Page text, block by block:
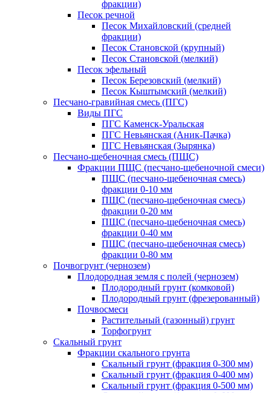
фракции)
Песок речной
Песок Михайловский (средней
фракции)
Песок Становской (крупный)
Песок Становской (мелкий)
Песок эфельный
Песок Березовский (мелкий)
Песок Кыштымский (мелкий)
Песчано-гравийная смесь (ПГС)
Виды ПГС
ПГС Каменск-Уральская
ПГС Невьянская (Аник-Пачка)
ПГС Невьянская (Зырянка)
Песчано-щебеночная смесь (ПЩС)
Фракции ПЩС (песчано-щебеночной смеси)
ПЩС (песчано-щебеночная смесь)
фракции 0-10 мм
ПЩС (песчано-щебеночная смесь)
фракции 0-20 мм
ПЩС (песчано-щебеночная смесь)
фракции 0-40 мм
ПЩС (песчано-щебеночная смесь)
фракции 0-80 мм
Почвогрунт (чернозем)
Плодородная земля с полей (чернозем)
Плодородный грунт (комковой)
Плодородный грунт (фрезерованный)
Почвосмеси
Растительный (газонный) грунт
Торфогрунт
Скальный грунт
Фракции скального грунта
Скальный грунт (фракция 0-300 мм)
Скальный грунт (фракция 0-400 мм)
Скальный грунт (фракция 0-500 мм)